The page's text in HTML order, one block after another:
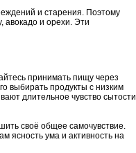
и старения. Поэтому
авокадо и орехи. Эти
принимать пищу через
выбирать продукты с низким
длительное чувство сытости
своё общее самочувствие.
ясность ума и активность на